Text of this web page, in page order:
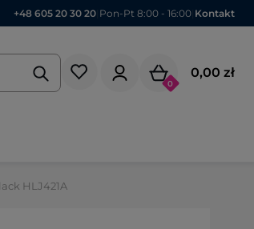
+48 605 20 30 20 Pon-Pt 8:00 - 16:00 Kontakt
0
0,00 zł
HLJ421A